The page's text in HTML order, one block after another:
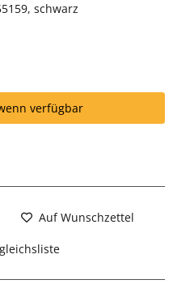
schwarz
verfügbar
Auf Wunschzettel